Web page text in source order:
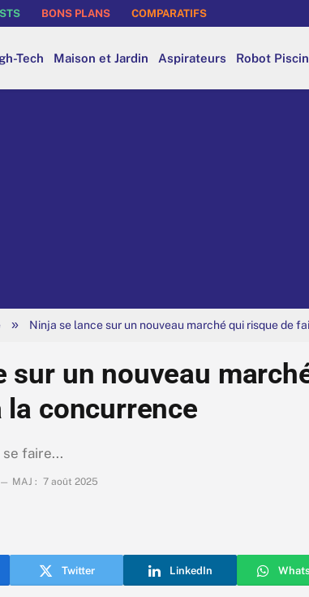
BONS PLANS COMPARATIFS
Tech Maison et Jardin Aspirateurs Robot
» Ninja se lance sur un nouveau marché qui risque de
sur un nouveau
concurrence
se faire...
MAJ : 7 août 2025
Twitter LinkedIn